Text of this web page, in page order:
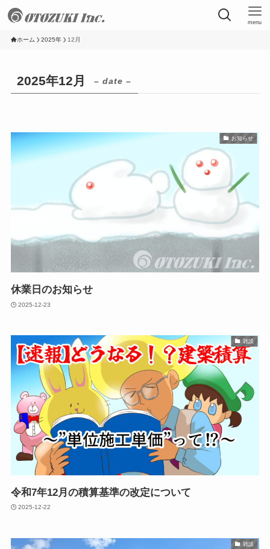
menu
ホーム 2025年 12月
2025年12月 – date –
お知らせ
休業日のお知らせ
2025-12-23
雑談
令和7年12月の積算基準の改定について
2025-12-22
雑談